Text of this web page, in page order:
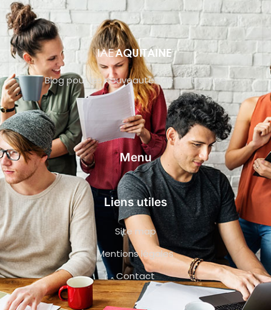
Blog pour les nouveautés de l’entreprise
Menu
Liens utiles
Site map
Mentions légales
Contact